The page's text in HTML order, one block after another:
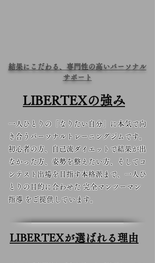
結果にこだわる、専門性の高いパーソナル
サポート
LIBERTEXの強み
一人ひとりの「なりたい自分」に本気で向
き合うパーソナルトレーニングジムです。
初心者の方、自己流ダイエットで結果が出
なかった方、姿勢を整えたい方、そしてコ
ンテスト出場を目指す本格派まで、一人ひ
とりの目的に合わせた 完全マンツーマン
指導 をご提供しています。
LIBERTEXが選ばれる理由